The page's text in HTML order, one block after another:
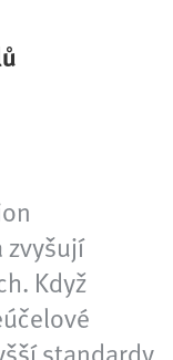
zvyšují
Když